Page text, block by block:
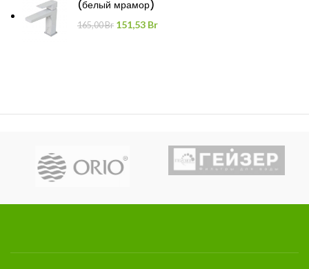
(белый мрамор)
165,00Br Первоначальная
151,53 BrТекущая